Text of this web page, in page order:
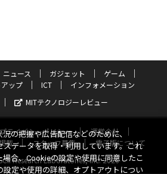
ニュース ガジェット
ゲーム
ップ ICT
インフォメーション
MITテクノロジーレビュー
ライバシーポリシー
運営会社
載 スタッフ募集
電子版について
Research Laboratories, Inc. 2026
の把握や広告配信などのために、
スデータを取得・利用しています。これ
合、Cookieの設定や使用に同意したこ
設定や使用の詳細、オプトアウトについ